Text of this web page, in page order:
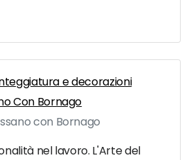
e decorazioni
Con Bornago
con Bornago
nel lavoro. L'Arte del